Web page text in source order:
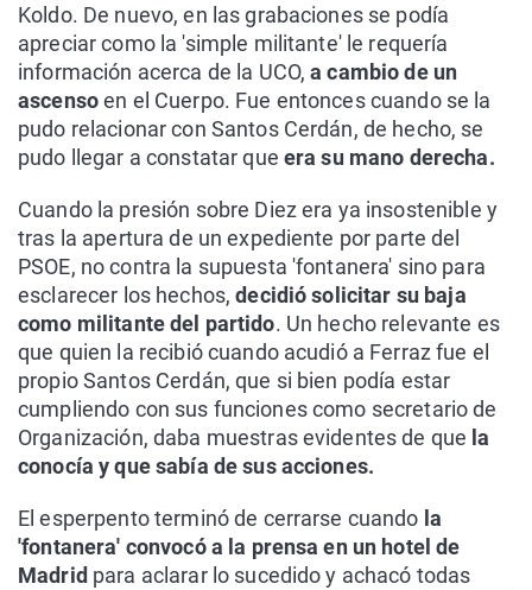
Koldo. De nuevo, en las grabaciones se podía
apreciar como la 'simple militante' le requería
información acerca de la UCO,a cambio de un
ascensoen el Cuerpo. Fue entonces cuando se la
pudo relacionar con Santos Cerdán, de hecho, se
pudo llegar a constatar que era su mano derecha.
Cuando la presión sobre Diez era ya insostenible y
tras la apertura de un expediente por parte del
PSOE, no contra la supuesta 'fontanera' sino para
esclarecer los hechos,decidió solicitar su baja
como militante del partido. Un hecho relevante es
que quien la recibió cuando acudió a Ferraz fue el
propio Santos Cerdán, que si bien podía estar
cumpliendo con sus funciones como secretario de
Organización, daba muestras evidentes de que la
conocía y que sabía de sus acciones.
El esperpento terminó de cerrarse cuando la
'fontanera' convocó a la prensa en un hotel de
Madrid para aclarar lo sucedido y achacó todas